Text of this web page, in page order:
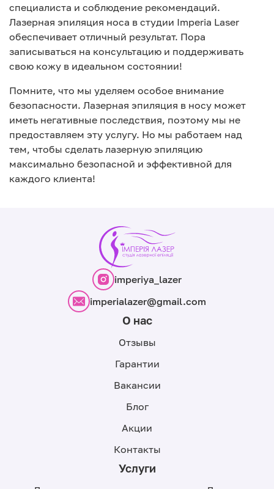
специалиста и соблюдение рекомендаций.
Лазерная эпиляция носа в студии Imperia Laser
обеспечивает отличный результат. Пора
записываться на консультацию и поддерживать
свою кожу в идеальном состоянии!
Помните, что мы уделяем особое внимание
безопасности. Лазерная эпиляция в носу может
иметь негативные последствия, поэтому мы не
предоставляем эту услугу. Но мы работаем над
тем, чтобы сделать лазерную эпиляцию
максимально безопасной и эффективной для
каждого клиента!
imperiya_lazer
imperialazer@gmail.com
О нас
Отзывы
Гарантии
Вакансии
Блог
Акции
Контакты
Услуги